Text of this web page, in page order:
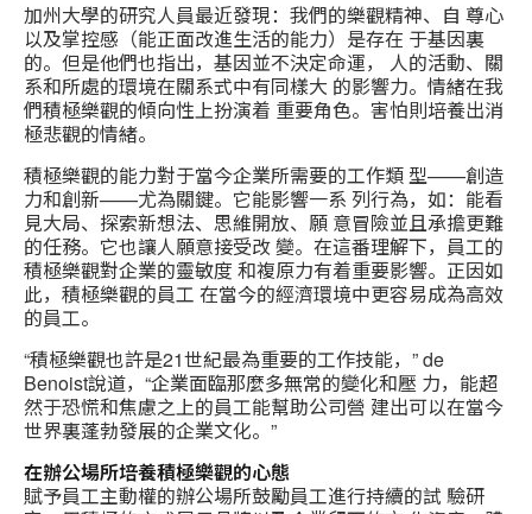
加州大學的研究人員最近發現：我們的樂觀精神、自 尊心
以及掌控感（能正面改進生活的能力）是存在 于基因裏
的。但是他們也指出，基因並不決定命運， 人的活動、關
系和所處的環境在關系式中有同樣大 的影響力。情緒在我
們積極樂觀的傾向性上扮演着 重要角色。害怕則培養出消
極悲觀的情緒。
積極樂觀的能力對于當今企業所需要的工作類 型——創造
力和創新——尤為關鍵。它能影響一系 列行為，如：能看
見大局、探索新想法、思維開放、願 意冒險並且承擔更難
的任務。它也讓人願意接受改 變。在這番理解下，員工的
積極樂觀對企業的靈敏度 和複原力有着重要影響。正因如
此，積極樂觀的員工 在當今的經濟環境中更容易成為高效
的員工。
“積極樂觀也許是21世紀最為重要的工作技能，” de
Benoist說道，“企業面臨那麼多無常的變化和壓 力，能超
然于恐慌和焦慮之上的員工能幫助公司營 建出可以在當今
世界裏蓬勃發展的企業文化。”
在辦公場所培養積極樂觀的心態
賦予員工主動權的辦公場所鼓勵員工進行持續的試 驗研